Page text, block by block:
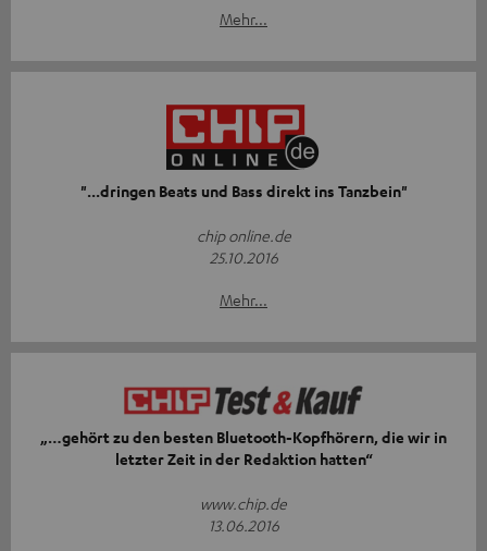
Mehr...
"...dringen Beats und Bass direkt ins Tanzbein"
chip online.de
25.10.2016
Mehr...
„…gehört zu den besten Bluetooth-Kopfhörern, die wir in
letzter Zeit in der Redaktion hatten“
www.chip.de
13.06.2016